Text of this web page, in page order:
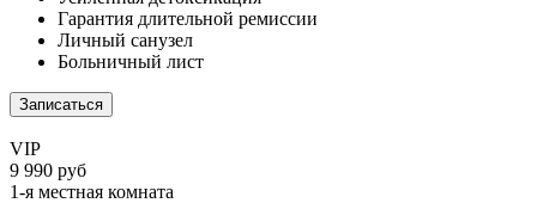
Гарантия длительной ремиссии
Личный санузел
Больничный лист
Записаться
VIP
9 990 руб
1-я местная комната